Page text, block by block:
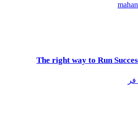
The right way to Run